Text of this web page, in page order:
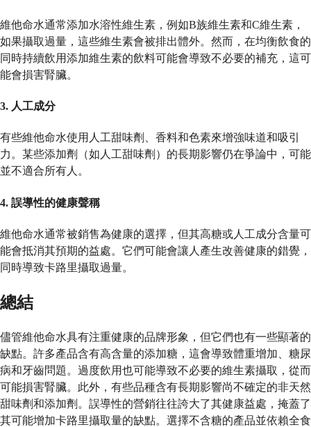
維他命水通常添加水溶性維生素，例如B族維生素和C維生素，
如果攝取過量，這些維生素會被排出體外。然而，在均衡飲食的
同時持續飲用添加維生素的飲料可能會導致不必要的補充，這可
能會損害腎臟。
3. 人工成分
有些維他命水使用人工甜味劑、香料和色素來增強味道和吸引
力。某些添加劑（如人工甜味劑）的長期影響仍在爭論中，可能
並不適合所有人。
4. 誤導性的健康聲稱
維他命水通常被銷售為健康的選擇，但其高糖或人工成分含量可
能會抵消其預期的益處。它們可能會讓人產生改善健康的錯覺，
同時導致卡路里攝取過量。
總結
儘管維他命水具有注重健康的品牌形象，但它們也有一些顯著的
缺點。許多產品含有高含量的添加糖，這會導致體重增加、糖尿
病和牙齒問題。過度飲用也可能導致不必要的維生素攝取，從而
可能損害腎臟。此外，有些品種含有長期影響尚不確定的非天然
甜味劑和添加劑。誤導性的營銷往往誇大了其健康益處，掩蓋了
其可能增加卡路里攝取量的缺點。選擇不含糖的產品並依賴全食